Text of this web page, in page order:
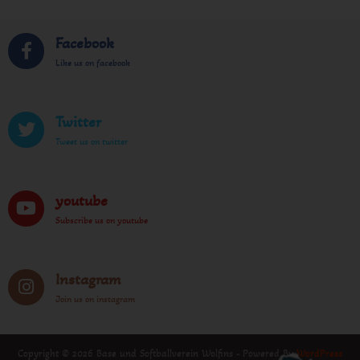
Facebook
Like us on facebook
Twitter
Tweet us on twitter
youtube
Subscribe us on youtube
Instagram
Join us on instagram
Copyright © 2026 Base und Softballverein Wolfins - Powered ByWordPress